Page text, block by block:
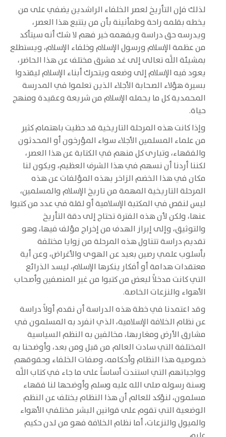
لذلك فإن التأريخ لعصر الخلفاء الراشدين يضفي على من
يخطه بقلمه راحة وطمأنينة بأن من يتتبع هذا العصر،
ويدرسه حق دراسة ويفهمه خير فهم لا شك أنه سيتأكد
من عظمة الإسلام ورسول الإسلام وخلفاء الإسلام، ويستطلع
بمشيئة اللَّه تعالى إلى غد مشرق مختلف عن هذا الحاضر،
يعود فيه الإسلام إلى وضعه ويتحرك أبناء الإسلام ليقتدوا
بسيرة هؤلاء الصحابة الأجلاء الذين تعلموا في المدرسة
المحمدية كل ما يحمله الإسلام من شريعة وعقيدة ومنهج
حياة.
وإذا كانت هذه المرحلة التاريخية قد حظيت باهتمام كثير
من علماء المسلمين الأجلاء سواء المؤرخون أو المحدثون
والفقهاء، وتبارى كل منهم في الكتابة عن هذا العصر،
لكننا أردنا أن نسهم في هذا الشرف العظيم، ويكون لنا
مكان في هذا الخضم الزاخر بهذه المؤلفات عن هذه
المرحلة التاريخية المهمة من تاريخ الإسلام والمسلمين،
ليس لنقص في المكتبة الإسلامية أو لقلة في عدد من كتبوا
عنها، ولكن لأن هذه الفترة تحتاج إلى دقة التأريخ
والتوثيق، وإلى إبراز الهدف من إخراج مؤلف فيها، وهو
تقديم دراسة تتناول هذه المرحلة من زوايا مختلفة
بأسلوب علمي رصين بعيد عن الهوى والأغراض، وعن أية
معتقدات هدامة أو أفكار ينكرها الإسلام، ليسد الذرائع
التي كانت مدخلاً لبعض من كتبوا من غير المنصفين وأصحاب
الأهواء والنزعات الخاصة.
وقد اعتمدنا في خطة هذه الدراسة أن نقدم أولاً دراسة
عن نظام الخلافة الإسلامية، الذي انفرد به المسلمون في
مشارق الأرض ومغاربها، مخالفين به النظم السياسية
المختلفة التي سادت العالم من قبل ومن بعد، وأوضحنا به
خصوصية هذا النظام وأحكامه، وصفات الخلفاء وحقوقهم
وواجباتهم التي استندت أساساً على ما جاء في كتاب اللَّه
وسنة رسوله صلى الله عليه وسلم وأوضحها لنا فقهاء
مسلمون، لنؤكد للعالم أن هذا النظام يختلف عن النظم
الوضعية التي تقوم على قوانين البشر مختلفي الأهواء
والميول والنزعات، أما نظام الخلافة فهو من لدن حكيم